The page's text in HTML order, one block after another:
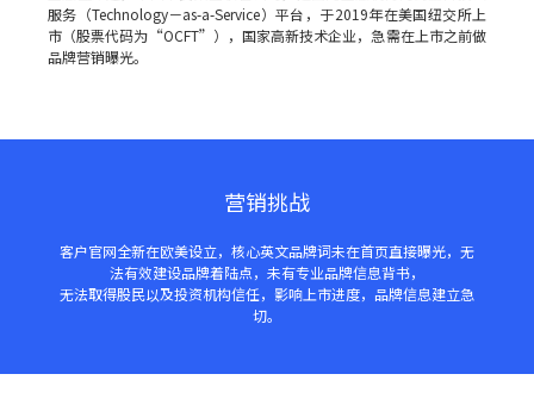
服务（Technology－as-a-Service）平台，于2019年在美国纽交所上
市（股票代码为“OCFT”），国家高新技术企业，急需在上市之前做
品牌营销曝光。
营销挑战
客户官网全新在欧美设立，核心英文品牌词未在首页直接曝光，无
法有效建设品牌着陆点，未有专业品牌信息背书，
无法取得股民以及投资机构信任，影响上市进度，品牌信息建立急
切。